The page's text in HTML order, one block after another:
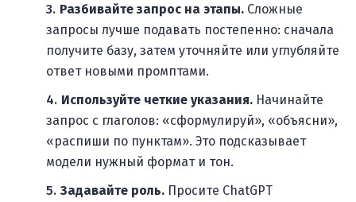
Разбивайте запрос на этапы. Сложные
запросы лучше подавать постепенно: сначала
получите базу, затем уточняйте или углубляйте
ответ новыми промптами.
Используйте четкие указания. Начинайте
запрос с глаголов: «сформулируй», «объясни»,
«распиши по пунктам». Это подсказывает
модели нужный формат и тон.
Задавайте роль. Просите ChatGPT